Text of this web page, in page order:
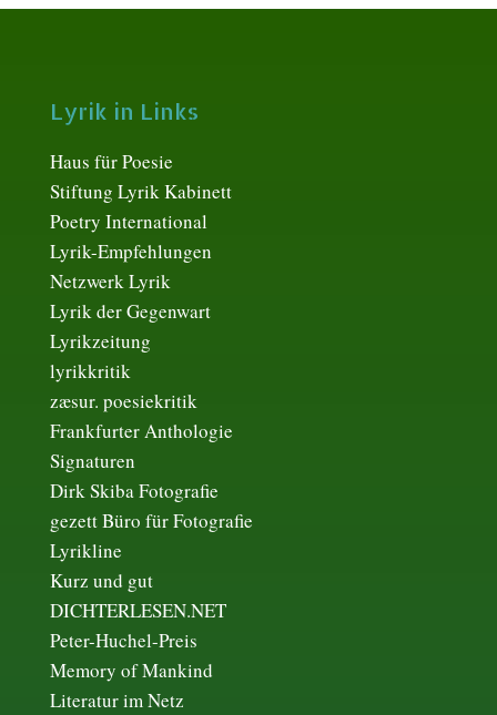
Lyrik in Links
Haus für Poesie
Stiftung Lyrik Kabinett
Poetry International
Lyrik-Empfehlungen
Netzwerk Lyrik
Lyrik der Gegenwart
Lyrikzeitung
lyrikkritik
zæsur. poesiekritik
Frankfurter Anthologie
Signaturen
Dirk Skiba Fotografie
gezett Büro für Fotografie
Lyrikline
Kurz und gut
DICHTERLESEN.NET
Peter-Huchel-Preis
Memory of Mankind
Literatur im Netz